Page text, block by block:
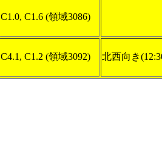
C1.0, C1.6 (領域3086)
C4.1, C1.2 (領域3092) 北西向き